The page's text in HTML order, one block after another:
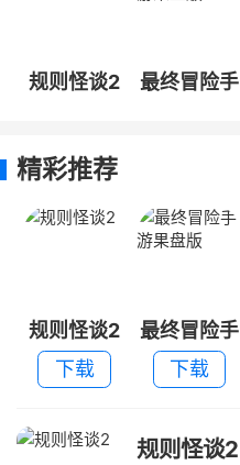
规则怪谈2
最终冒险手
精彩推荐
规则怪谈2
下载
最终冒险手
游果盘版
下载
规则怪谈2